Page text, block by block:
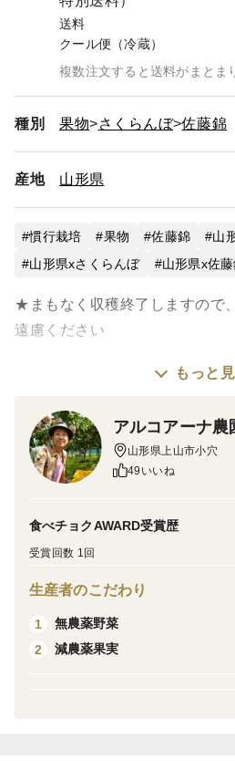
送料
クール便（冷蔵）
複数注文すると送料がまとま
種別 果物 さくらんぼ 佐藤錦
産地 山形県
慣行栽培 果物 佐藤錦
山
山形県xさくらんぼ
山形県x佐
★まもなく収穫終了しますので
遠慮ください
1kgバラ詰め
サイズ…M、L、2L
ご家庭用のため、双子果、形の
味は美味しいさくらんぼです。
ご家庭用にいかがでしょうか。
ご贈答でも喜ばれます。
もっと
アルコアーナ農
山形県上山市小穴
49いいね
食べチョクAWARD受賞歴
受賞回数 1回
生産者のこだわり
1
無農薬野菜
2
減農薬果実